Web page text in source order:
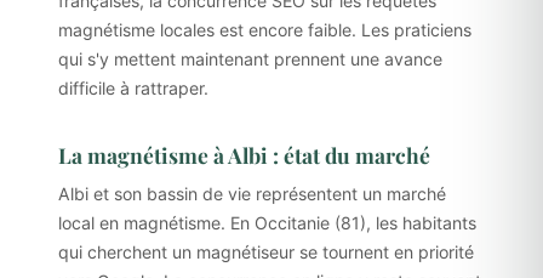
magnétisme locales est encore faible. Les praticiens
qui s'y mettent maintenant prennent une avance
difficile à rattraper.
La magnétisme à Albi : état du marché
Albi et son bassin de vie représentent un marché
local en magnétisme. En Occitanie (81), les habitants
qui cherchent un magnétiseur se tournent en priorité